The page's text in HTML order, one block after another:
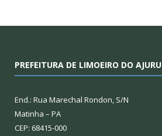
PREFEITURA DE LIMOEIRO DO AJURU
End.: Rua Marechal Rondon, S/N
Matinha – PA
CEP: 68415-000